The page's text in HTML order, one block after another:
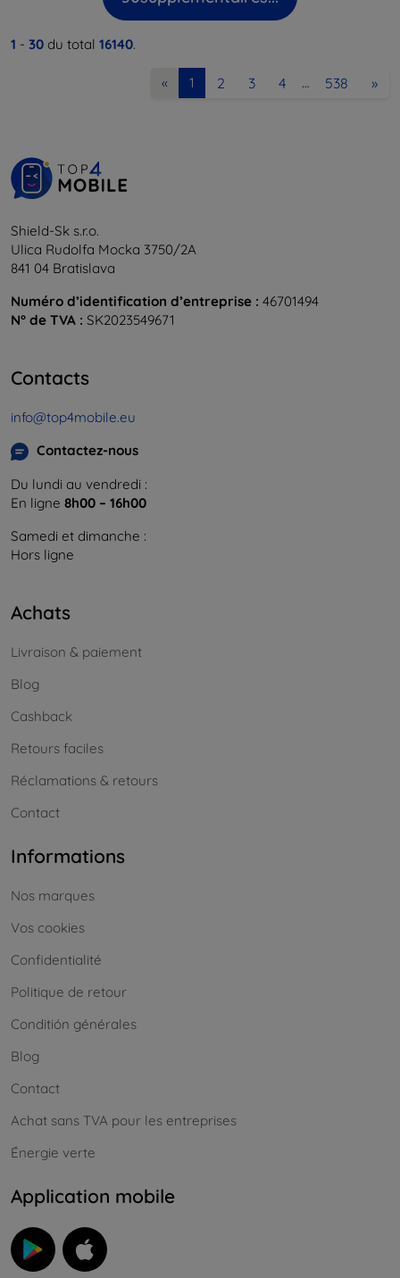
1 - 30 du total 16140.
« 1 2 3 4 … 538 »
Shield-Sk s.r.o.
Ulica Rudolfa Mocka 3750/2A
841 04 Bratislava
Numéro d’identification d’entreprise : 46701494
N° de TVA : SK2023549671
Contacts
info@top4mobile.eu
Contactez-nous
Du lundi au vendredi :
En ligne 8h00 – 16h00
Samedi et dimanche :
Hors ligne
Achats
Livraison & paiement
Blog
Cashback
Retours faciles
Réclamations & retours
Contact
Informations
Nos marques
Vos cookies
Confidentialité
Politique de retour
Conditión générales
Blog
Contact
Achat sans TVA pour les entreprises
Énergie verte
Application mobile